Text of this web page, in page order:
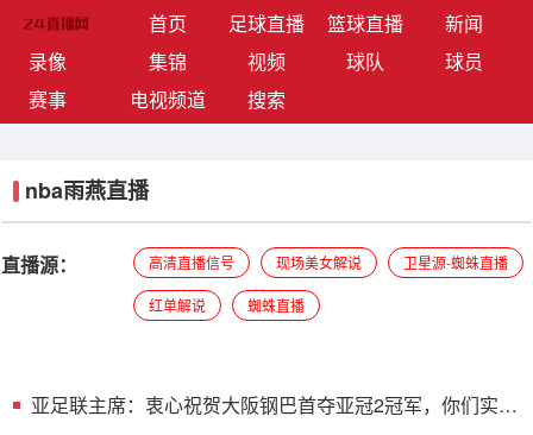
首页(current)足球直播 篮球直播
新闻
录像
集锦 视频 球队
球员
赛事
电视频道 搜索
nba雨燕直播
直播源： 高清直播信号 现场美女解说 卫星源-蜘蛛直播
红单解说 蜘蛛直播
亚足联主席：衷心祝贺大阪钢巴首夺亚冠2冠军，你们实至